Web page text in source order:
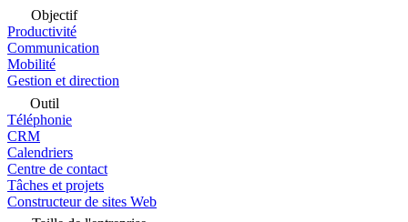
Objectif
Productivité
Communication
Mobilité
Gestion et direction
Outil
Téléphonie
CRM
Calendriers
Centre de contact
Tâches et projets
Constructeur de sites Web